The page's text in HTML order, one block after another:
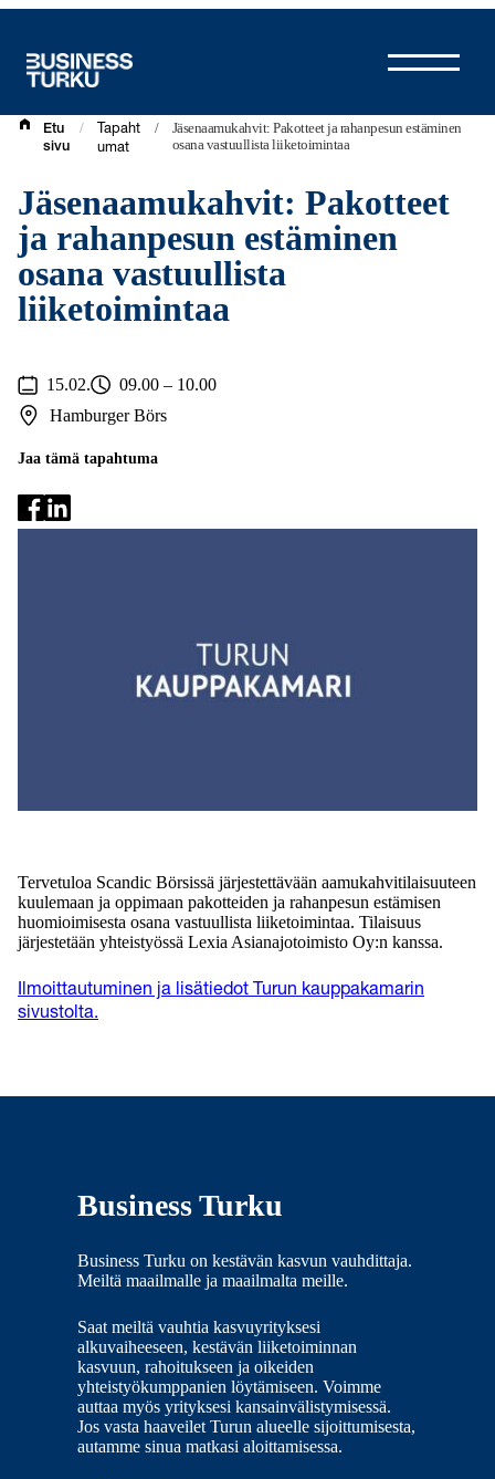
Etu
sivu
/
Tapaht
umat
/
Jäsenaamukahvit: Pakotteet ja rahanpesun estäminen
osana vastuullista liiketoimintaa
Jäsenaamukahvit: Pakotteet
ja rahanpesun estäminen
osana vastuullista
liiketoimintaa
15.02.
09.00 – 10.00
Hamburger Börs
Jaa tämä tapahtuma
Tervetuloa Scandic Börsissä järjestettävään aamukahvitilaisuuteen
kuulemaan ja oppimaan pakotteiden ja rahanpesun estämisen
huomioimisesta osana vastuullista liiketoimintaa. Tilaisuus
järjestetään yhteistyössä Lexia Asianajotoimisto Oy:n kanssa.
Ilmoittautuminen ja lisätiedot Turun kauppakamarin
sivustolta.
Business Turku
Business Turku on kestävän kasvun vauhdittaja.
Meiltä maailmalle ja maailmalta meille.
Saat meiltä vauhtia kasvuyrityksesi
alkuvaiheeseen, kestävän liiketoiminnan
kasvuun, rahoitukseen ja oikeiden
yhteistyökumppanien löytämiseen. Voimme
auttaa myös yrityksesi kansainvälistymisessä.
Jos vasta haaveilet Turun alueelle sijoittumisesta,
autamme sinua matkasi aloittamisessa.